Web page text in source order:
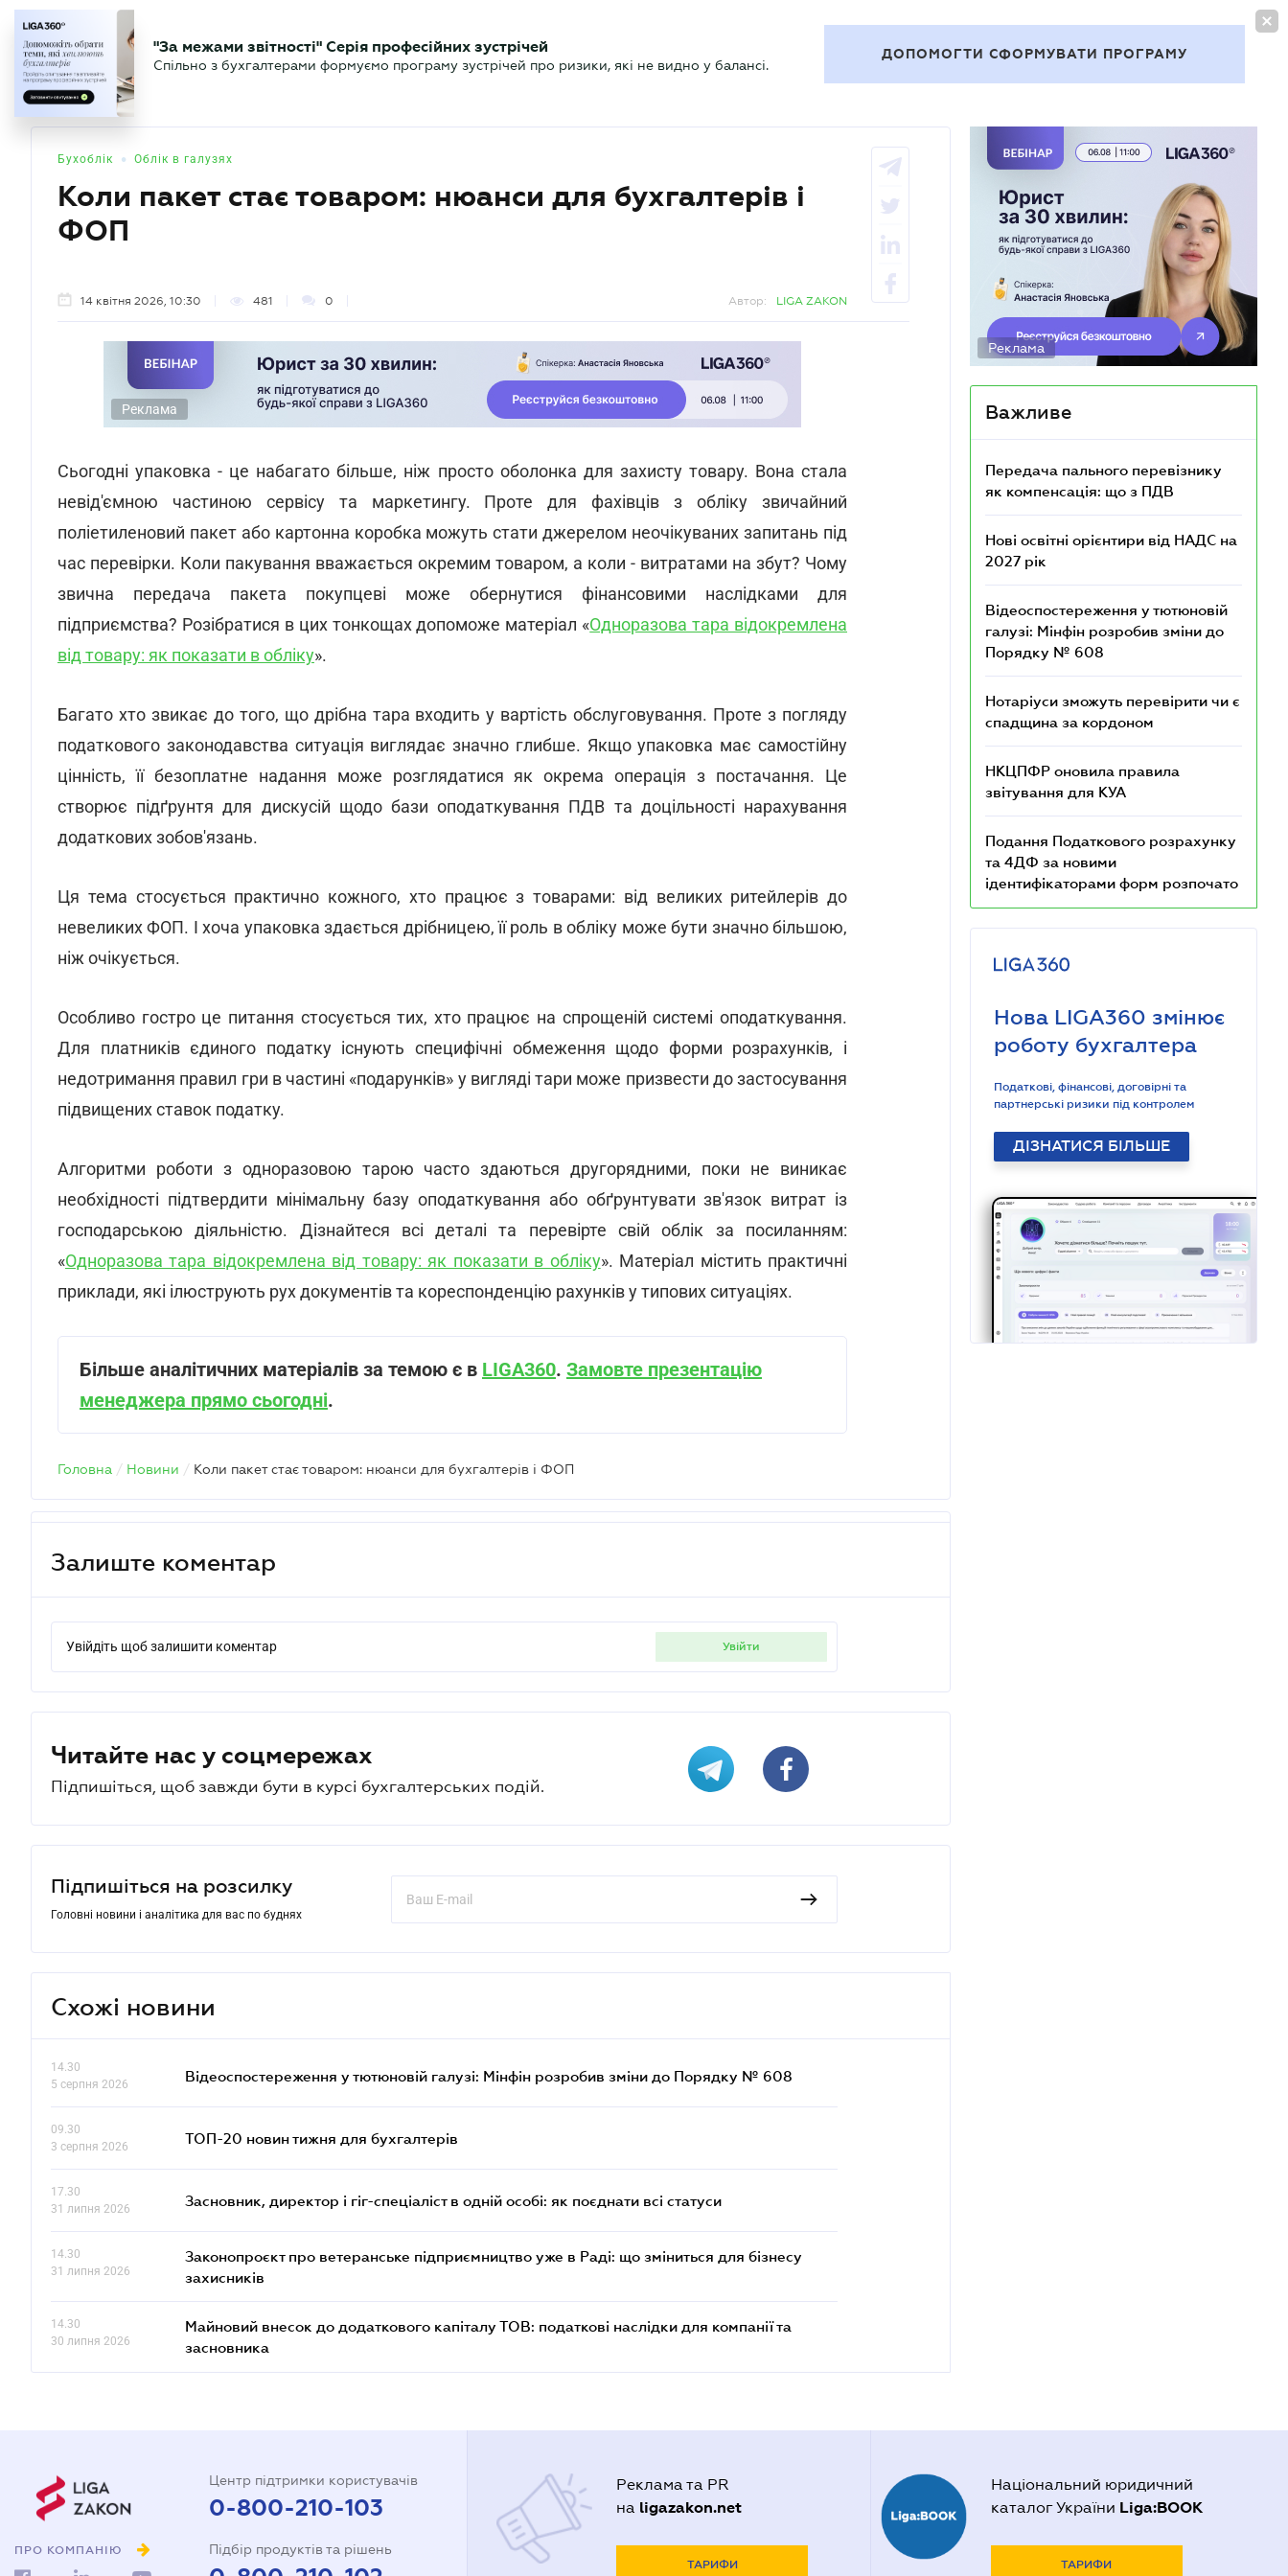
БУХГАЛТЕР Новини Аналітика Календар Актуально
"За межами звітності" Серія професійних зустрічей
Спільно з бухгалтерами формуємо програму зустрічей про ризики, які не видно у балансі.
ДОПОМОГТИ СФОРМУВАТИ ПРОГРАМУ
Бухоблік • Облік в галузях
Коли пакет стає товаром: нюанси для бухгалтерів і
ФОП
14 квітня 2026, 10:30 481 0 Автор: LIGA ZAKON
Реклама
Сьогодні упаковка - це набагато більше, ніж просто оболонка для захисту товару. Вона стала
невід'ємною частиною сервісу та маркетингу. Проте для фахівців з обліку звичайний
поліетиленовий пакет або картонна коробка можуть стати джерелом неочікуваних запитань під
час перевірки. Коли пакування вважається окремим товаром, а коли - витратами на збут? Чому
звична передача пакета покупцеві може обернутися фінансовими наслідками для
підприємства? Розібратися в цих тонкощах допоможе матеріал «Одноразова тара відокремлена
від товару: як показати в обліку».
Багато хто звикає до того, що дрібна тара входить у вартість обслуговування. Проте з погляду
податкового законодавства ситуація виглядає значно глибше. Якщо упаковка має самостійну
цінність, її безоплатне надання може розглядатися як окрема операція з постачання. Це
створює підґрунтя для дискусій щодо бази оподаткування ПДВ та доцільності нарахування
додаткових зобов'язань.
Ця тема стосується практично кожного, хто працює з товарами: від великих ритейлерів до
невеликих ФОП. І хоча упаковка здається дрібницею, її роль в обліку може бути значно більшою,
ніж очікується.
Особливо гостро це питання стосується тих, хто працює на спрощеній системі оподаткування.
Для платників єдиного податку існують специфічні обмеження щодо форми розрахунків, і
недотримання правил гри в частині «подарунків» у вигляді тари може призвести до застосування
підвищених ставок податку.
Алгоритми роботи з одноразовою тарою часто здаються другорядними, поки не виникає
необхідності підтвердити мінімальну базу оподаткування або обґрунтувати зв'язок витрат із
господарською діяльністю. Дізнайтеся всі деталі та перевірте свій облік за посиланням:
«Одноразова тара відокремлена від товару: як показати в обліку». Матеріал містить практичні
приклади, які ілюструють рух документів та кореспонденцію рахунків у типових ситуаціях.
Більше аналітичних матеріалів за темою є в LIGA360. Замовте презентацію
менеджера прямо сьогодні.
Головна / Новини / Коли пакет стає товаром: нюанси для бухгалтерів і ФОП
Залиште коментар
Увійдіть щоб залишити коментар увійти
Читайте нас у соцмережах
Підпишіться, щоб завжди бути в курсі бухгалтерських подій.
Підпишіться на розсилку
Головні новини і аналітика для вас по буднях
Схожі новини
14.30
5 серпня 2026
Відеоспостереження у тютюновій галузі: Мінфін розробив зміни до Порядку № 608
09.30
3 серпня 2026
ТОП-20 новин тижня для бухгалтерів
17.30
31 липня 2026
Засновник, директор і гіг-спеціаліст в одній особі: як поєднати всі статуси
14.30
31 липня 2026
Законопроєкт про ветеранське підприємництво уже в Раді: що зміниться для бізнесу
захисників
14.30
30 липня 2026
Майновий внесок до додаткового капіталу ТОВ: податкові наслідки для компанії та
засновника
Реклама
Важливе
Передача пального перевізнику
як компенсація: що з ПДВ
Нові освітні орієнтири від НАДС на
2027 рік
Відеоспостереження у тютюновій
галузі: Мінфін розробив зміни до
Порядку № 608
Нотаріуси зможуть перевірити чи є
спадщина за кордоном
НКЦПФР оновила правила
звітування для КУА
Подання Податкового розрахунку
та 4ДФ за новими
ідентифікаторами форм розпочато
Нова LIGA360 змінює
роботу бухгалтера
Податкові, фінансові, договірні та
партнерські ризики під контролем
ДІЗНАТИСЯ БІЛЬШЕ
ПРО КОМПАНІЮ
Центр підтримки користувачів
0-800-210-103
Підбір продуктів та рішень
Реклама та PR
на ligazakon.net
ТАРИФИ
Національний юридичний
каталог України Liga:BOOK
ТАРИФИ